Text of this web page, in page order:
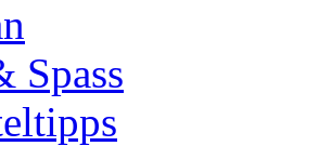
Spass